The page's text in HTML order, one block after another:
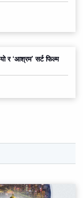
र ‘आश्रम’ सर्ट फिल्म